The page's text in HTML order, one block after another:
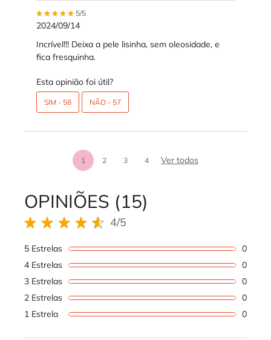
5 out of 5 stars.
5/5
2024/09/14
Incrível!!! Deixa a pele lisinha, sem oleosidade, e
fica fresquinha.
Esta opinião foi útil?
SIM - 58 NÃO - 57
Page 1 of 4. Current page
1 2 3 4 Ver todos
REVIEWS DOS PRODUTOS
OPINIÕES (15)
4 out of 5 stars. 4/5
5 Estrelas 0
4 Estrelas
0
3 Estrelas
0
2 Estrelas
0
1 Estrela
0